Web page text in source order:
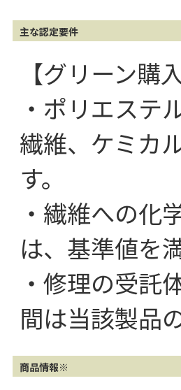
主な認定要件
【グリーン購
・ポリエステ
繊維、ケミカ
す。
・繊維への化
は、基準値を
・修理の受託
間は当該製品
商品情報※